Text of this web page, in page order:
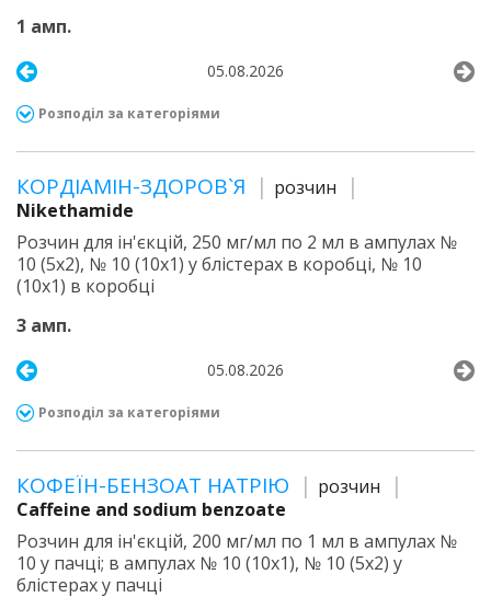
1 амп.
05.08.2026
Розподіл за категоріями
КОРДІАМІН-ЗДОРОВ`Я
розчин
Nikethamide
Розчин для ін'єкцій, 250 мг/мл по 2 мл в ампулах №
10 (5х2), № 10 (10х1) у блістерах в коробці, № 10
(10х1) в коробці
3 амп.
05.08.2026
Розподіл за категоріями
КОФЕЇН-БЕНЗОАТ НАТРІЮ
розчин
Caffeine and sodium benzoate
Розчин для ін'єкцій, 200 мг/мл по 1 мл в ампулах №
10 у пачці; в ампулах № 10 (10х1), № 10 (5х2) у
блістерах у пачці